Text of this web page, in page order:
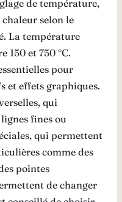
de température,
selon le
La température
150 et 750 °C.
pour
et effets graphiques.
qui
fines ou
qui permettent
comme des
pointes
de changer